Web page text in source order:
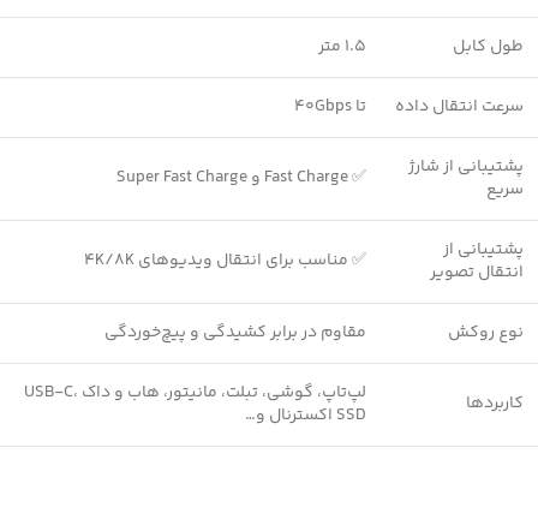
طول کابل 1.5 متر
سرعت انتقال داده تا 40Gbps
پشتیبانی از شارژ
سریع
✅ Fast Charge و Super Fast Charge
پشتیبانی از
انتقال تصویر
✅ مناسب برای انتقال ویدیوهای 4K/8K
نوع روکش مقاوم در برابر کشیدگی و پیچ‌خوردگی
کاربردها
لپ‌تاپ، گوشی، تبلت، مانیتور، هاب و داک USB-C،
SSD اکسترنال و…